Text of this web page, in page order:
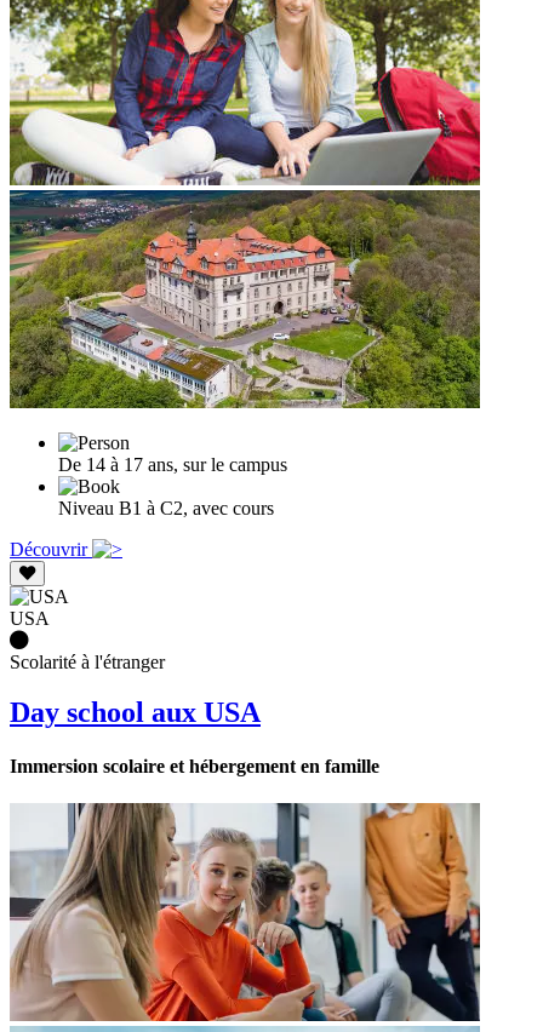
De 14 à 17 ans, sur le campus
Niveau B1 à C2, avec cours
Découvrir
USA
Scolarité à l'étranger
Day school aux USA
Immersion scolaire et hébergement en famille